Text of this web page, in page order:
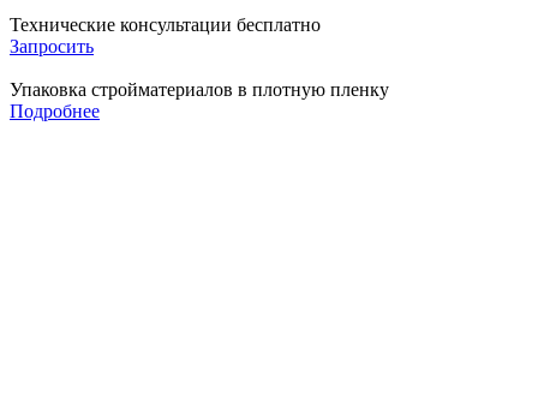
Технические консультации бесплатно
Запросить
Упаковка стройматериалов в плотную пленку
Подробнее